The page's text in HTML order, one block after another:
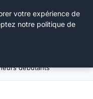
ressources pour
débutants
votre expérience de
notre politique de